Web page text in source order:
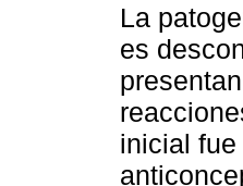
La
es
inicial